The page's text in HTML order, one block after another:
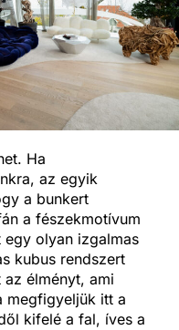
Ha
az egyik
a bunkert
a fészekmotívum
egy olyan izgalmas
kubus rendszert
élményt, ami
megfigyeljük itt a
kifelé a fal, íves a